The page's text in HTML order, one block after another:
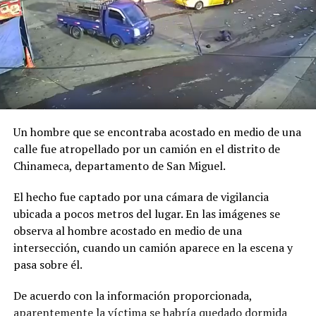
sus padres
4 septiembre, 2019
En «Migración»
RELATED TOPICS:
UP NEXT
Salvador “Family Friendly”!
Se ampliará a un año el periodo del preenrolamiento
posibilidad de llevar también a «Los Supersónicos» a la
pantalla grande. Sin embargo, el proyecto no logró
consolidarse y permaneció archivado durante varias
décadas, hasta que en 2026 se dio vía libre a su
realización, con Jim Carrey como una de las principales
figuras vinculadas a la producción.
Comparte esto:
Facebook X
Me gusta esto:
Un hombre que se encontraba acostado en medio de una
calle fue atropellado por un camión en el distrito de
Chinameca, departamento de San Miguel.
El hecho fue captado por una cámara de vigilancia
ubicada a pocos metros del lugar. En las imágenes se
observa al hombre acostado en medio de una
intersección, cuando un camión aparece en la escena y
pasa sobre él.
De acuerdo con la información proporcionada,
aparentemente la víctima se habría quedado dormida